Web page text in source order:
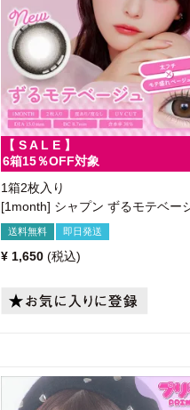
【 S A L E 】
6箱15％OFF対象
1箱2枚入り
[1month] シャプン ずるモテベー
送料無料 即日発送
¥ 1,650 税込